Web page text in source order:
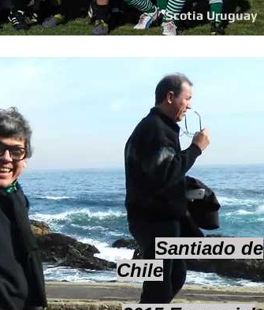
Scotia Uruguay
Santiado de
Chile